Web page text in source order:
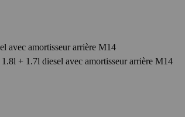
avec amortisseur arrière M14
+ 1.7l diesel avec amortisseur arrière M14